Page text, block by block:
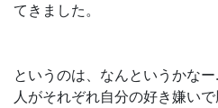
てきました。
というのは、なんというかな
人がそれぞれ自分の好き嫌い